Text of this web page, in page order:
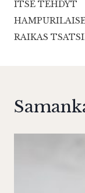
selaus
ITSE TEHDYT
RAIKAS